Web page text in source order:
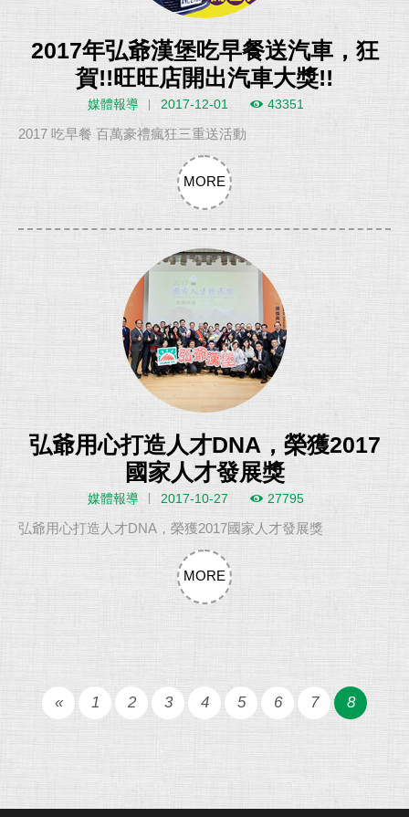
2017年弘爺漢堡吃早餐送汽車，狂
賀!!旺旺店開出汽車大獎!!
媒體報導 2017-12-01 43351
2017 吃早餐 百萬豪禮瘋狂三重送活動
MORE
弘爺用心打造人才DNA，榮獲2017
國家人才發展獎
媒體報導 2017-10-27 27795
弘爺用心打造人才DNA，榮獲2017國家人才發展獎
MORE
« 1 2 3 4 5 6 7 8